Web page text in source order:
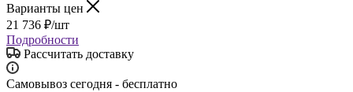
Варианты цен
21 736 ₽/шт
Подробности
Рассчитать доставку
Самовывоз сегодня - бесплатно